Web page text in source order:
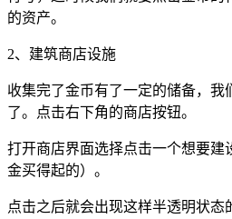
的资产。
2、建筑商店设施
收集完了金币有了一定的储备，我
了。点击右下角的商店按钮。
打开商店界面选择点击一个想要建
金买得起的）。
点击之后就会出现这样半透明状